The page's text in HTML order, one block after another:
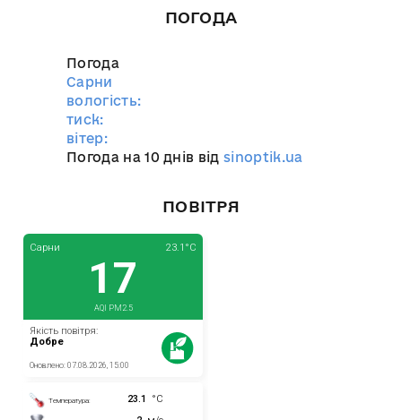
ПОГОДА
Погода
Сарни
вологість:
тиск:
вітер:
Погода на 10 днів відsinoptik.ua
ПОВІТРЯ